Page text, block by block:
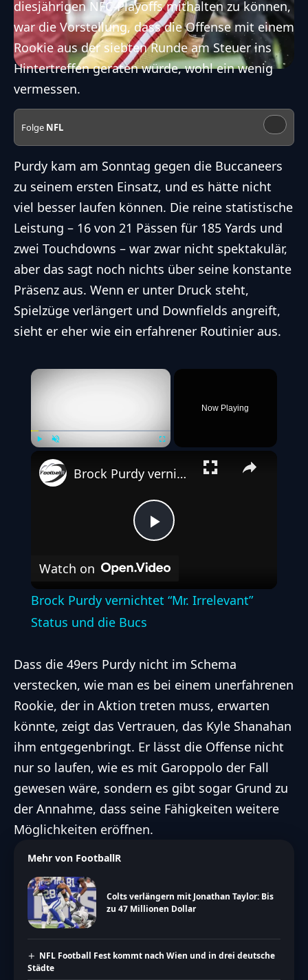
diesjährigen NFC-Playoffs mithalten zu können,
war die Vorstellung, dass die Offense mit einem
Rookie aus der siebten Runde am Steuer ins
Hintertreffen geraten würde, wohl ein wenig
vermessen.
Folge NFL
Purdy kam am Sonntag gegen die Buccaneers
zu seinem ersten Einsatz, und es hätte nicht
viel besser laufen können. Die reine statistische
Leistung – 16 von 21 Pässen für 185 Yards und
zwei Touchdowns – war zwar nicht spektakulär,
aber das sagt noch nichts über seine konstante
Präsenz aus. Wenn er unter Druck steht,
Spielzüge verlängert und Downfields angreift,
sieht er eher wie ein erfahrener Routinier aus.
×
Now Playing
Play
Video
Brock Purdy vernichtet “Mr. Irrelevant” Status und die Bucs
Watch on
Brock Purdy vernichtet “Mr. Irrelevant”
Status und die Bucs
Dass die 49ers Purdy nicht im Schema
verstecken, wie man es bei einem unerfahrenen
Rookie, der in Aktion treten muss, erwarten
könnte, zeigt das Vertrauen, das Kyle Shanahan
ihm entgegenbringt. Er lässt die Offense nicht
nur so laufen, wie es mit Garoppolo der Fall
gewesen wäre, sondern es gibt sogar Grund zu
der Annahme, dass seine Fähigkeiten weitere
Möglichkeiten eröffnen.
Mehr von FootballR
Colts verlängern mit Jonathan Taylor: Bis
zu 47 Millionen Dollar
NFL Football Fest kommt nach Wien und in drei deutsche
Städte